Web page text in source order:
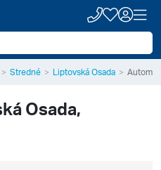
Stredné Liptovská Osada Autom
Osada,